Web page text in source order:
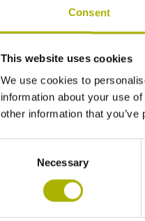
Consent
This website uses cookies
We use cookies to
information about your use
other information that
Necessary